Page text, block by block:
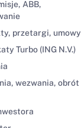
ABB,
przetargi, umowy
Turbo (ING N.V.)
wezwania, obrót